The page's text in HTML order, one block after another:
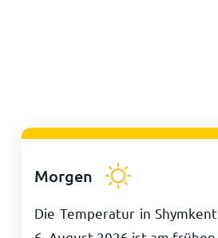
Morgen
Die Temperatur in